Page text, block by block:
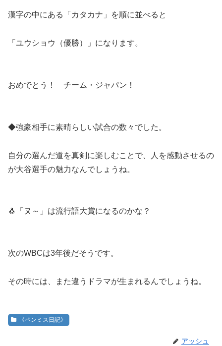
漢字の中にある「カタカナ」を順に並べると
「ユウショウ（優勝）」になります。
おめでとう！ チーム・ジャパン！
◆強豪相手に素晴らしい試合の数々でした。
自分の選んだ道を真剣に楽しむことで、人を感動させるの
が大谷選手の魅力なんでしょうね。
🐧「ヌ～」は流行語大賞になるのかな？
次のWBCは3年後だそうです。
その時には、また違うドラマが生まれるんでしょうね。
《ペンミス日記》
アッシュ